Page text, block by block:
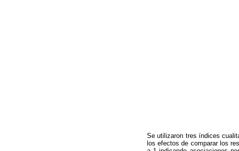
Se utilizaron tres índices
los efectos de comparar los